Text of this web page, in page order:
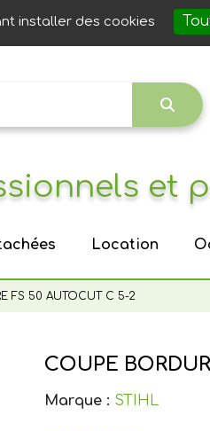
et
Location
FS 50 AUTOCUT C 5-2
COUPE
Marque : STIHL
installer des cookies